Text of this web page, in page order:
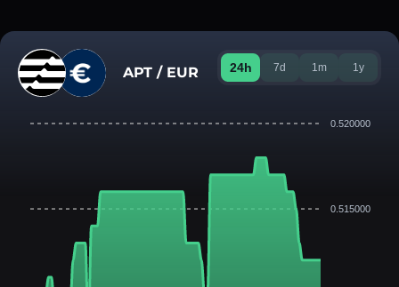
APT / EUR 24h 7d 1m 1y
0.520000
0.515000